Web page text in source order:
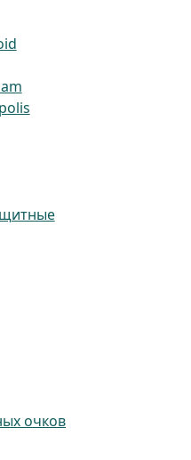
очков